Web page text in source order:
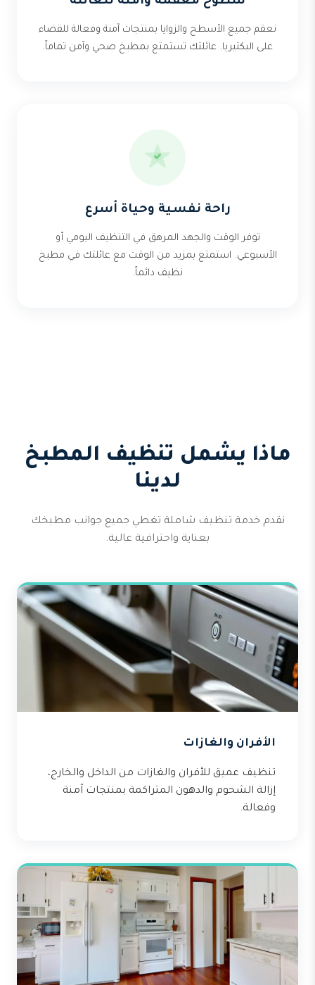
نعقم جميع الأسطح والزوايا بمنتجات آمنة وفعالة للقضاء
على البكتيريا. عائلتك تستمتع بمطبخ صحي وآمن تماماً.
راحة نفسية وحياة أسرع
توفر الوقت والجهد المرهق في التنظيف اليومي أو
الأسبوعي. استمتع بمزيد من الوقت مع عائلتك في مطبخ
نظيف دائماً.
ماذا يشمل تنظيف المطبخ
لدينا
نقدم خدمة تنظيف شاملة تغطي جميع جوانب مطبخك
بعناية واحترافية عالية.
الأفران والغازات
تنظيف عميق للأفران والغازات من الداخل والخارج،
إزالة الشحوم والدهون المتراكمة بمنتجات آمنة
وفعالة.